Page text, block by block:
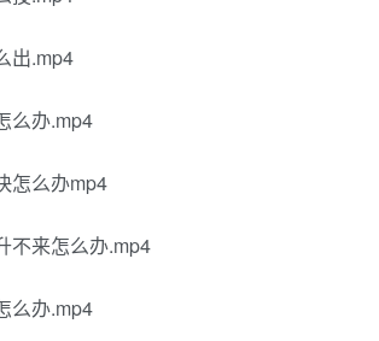
出.mp4
么办.mp4
怎么办mp4
不来怎么办.mp4
么办.mp4